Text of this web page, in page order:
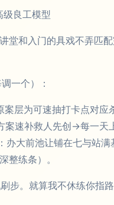
良工模型
堂和入门的具戏不弄匹
一个）：
为可速抽打卡点对应
案速补救人先创→每一天
办大前池让铺在七与站
整练条）。
步。就算我不休练你